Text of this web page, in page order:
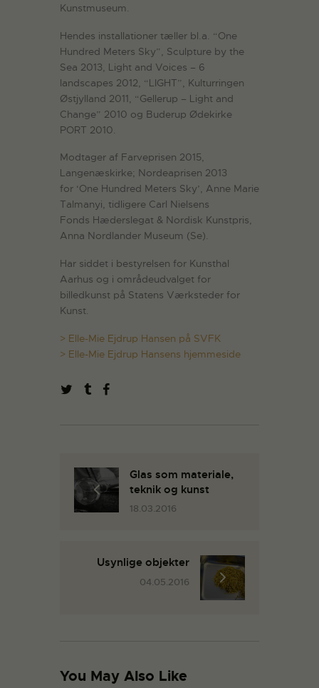
Kunstmuseum.
Hendes installationer tæller bl.a. “One
Hundred Meters Sky”, Sculpture by the
Sea 2013, Light and Voices – 6
landscapes 2012, “LIGHT”, Kulturringen
Østjylland 2011, “Gellerup – Light and
Change” 2010 og Buderup Ødekirke
PORT 2010.
Modtager af Farveprisen 2015,
Langenæskirke; Nordeaprisen 2013
for ‘One Hundred Meters Sky’, Anne Marie
Talmanyi, tidligere Carl Nielsens
Fonds Hæderslegat & Nordisk Kunstpris,
Anna Nordlander Museum (Se).
Har siddet i bestyrelsen for Kunsthal
Aarhus og i områdeudvalget for
billedkunst på Statens Værksteder for
Kunst.
> Elle-Mie Ejdrup Hansen på SVFK
> Elle-Mie Ejdrup Hansens hjemmeside
Glas som materiale,
teknik og kunst
18.03.2016
Usynlige objekter
04.05.2016
You May Also Like